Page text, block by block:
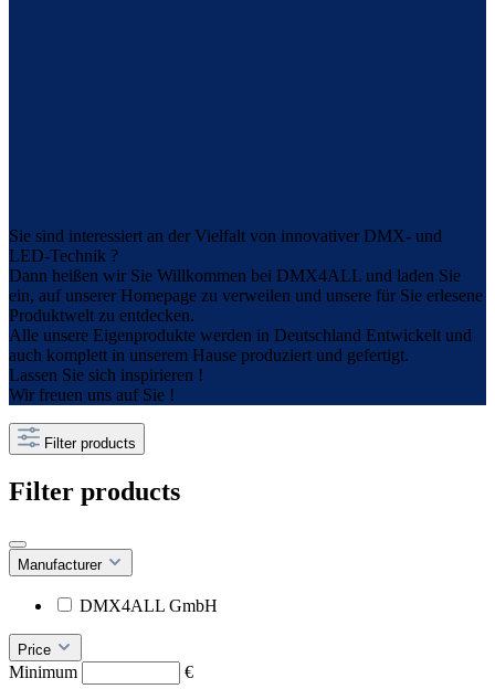
Sie sind interessiert an der Vielfalt von innovativer DMX- und
LED-Technik ?
Dann heißen wir Sie Willkommen bei DMX4ALL und laden Sie
ein, auf unserer Homepage zu verweilen und unsere für Sie erlesene
Produktwelt zu entdecken.
Alle unsere Eigenprodukte werden in Deutschland Entwickelt und
auch komplett in unserem Hause produziert und gefertigt.
Lassen Sie sich inspirieren !
Wir freuen uns auf Sie !
Filter products
Filter products
Manufacturer
DMX4ALL GmbH
Price
Minimum
€